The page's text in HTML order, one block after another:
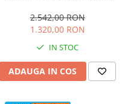
premium, Rosu
2.542,00 RON
1.320,00 RON
IN STOC
ADAUGA IN COS